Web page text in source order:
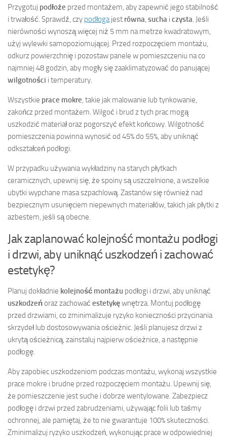
Przygotuj podłoże przed montażem, aby zapewnić jego stabilność
i trwałość. Sprawdź, czy podłoga jest równa sucha i czysta . Jeśli
nierówności wynoszą więcej niż 5 mm na metrze kwadratowym,
użyj wylewki samopoziomującej. Przed rozpoczęciem montażu,
odkurz powierzchnię i pozostaw panele w pomieszczeniu na co
najmniej 48 godzin, aby mogły się zaaklimatyzować do panującej
wilgotności i temperatury.
Wszystkie prace mokre , takie jak malowanie lub tynkowanie,
zakończ przed montażem. Wilgoć i brud z tych prac mogą
uszkodzić materiał oraz pogorszyć efekt końcowy. Wilgotność
pomieszczenia powinna wynosić od 45% do 55%, aby uniknąć
odkształceń podłogi.
W przypadku używania wykładziny na starych płytkach
ceramicznych, upewnij się, że spoiny są uszczelnione, a wszelkie
ubytki wypchane masa szpachlową. Zastanów się również nad
bezpiecznym usunięciem niepewnych materiałów, takich jak płytki z
azbestem, jeśli są obecne.
Jak zaplanować kolejność montażu podłogi
i drzwi, aby uniknąć uszkodzeń i zachować
estetykę?
Planuj dokładnie kolejność montażu podłogi i drzwi, aby uniknąć
uszkodzeńoraz zachować estetykęwnętrza. Montuj podłogę
przed drzwiami, co zminimalizuje ryzyko konieczności przycinania
skrzydeł lub dostosowywania ościeżnic. Jeśli planujesz drzwi z
ukrytą ościeżnicą, zainstaluj najpierw ościeżnice, a następnie
podłogę.
Aby zapobiec uszkodzeniom podczas montażu, wykonaj wszystkie
prace mokre i brudne przed rozpoczęciem montażu. Upewnij się,
że pomieszczenie jest suche i dobrze wentylowane. Zabezpiecz
podłogę i drzwi przed zabrudzeniami, używając folii lub taśmy
ochronnej, ale pamiętaj, że to nie gwarantuje 100% skuteczności.
Zminimalizuj ryzyko uszkodzeń, wykonując prace w odpowiedniej